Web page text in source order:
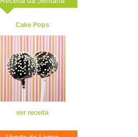
Cake Pops
ver receita